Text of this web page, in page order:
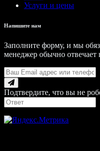
Услуги и цены
Напишите нам
Заполните форму, и мы
менеджер обычно отвечает
Подтвердите, что вы не